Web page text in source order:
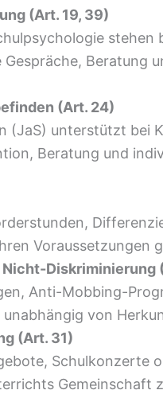
(Art. 19, 39)
Beratung
(Art. 24)
(JaS) unterstützt bei
Beratung und
Voraussetzungen
Diskriminierung
Anti-Mobbing-
von
(Art. 31)
Schulkonzerte
Gemeinschaft